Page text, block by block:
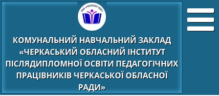
КОМУНАЛЬНИЙ НАВЧАЛЬНИЙ ЗАКЛАД
«ЧЕРКАСЬКИЙ ОБЛАСНИЙ ІНСТИТУТ
ПІСЛЯДИПЛОМНОЇ ОСВІТИ ПЕДАГОГІЧНИХ
ПРАЦІВНИКІВ ЧЕРКАСЬКОЇ ОБЛАСНОЇ
РАДИ»